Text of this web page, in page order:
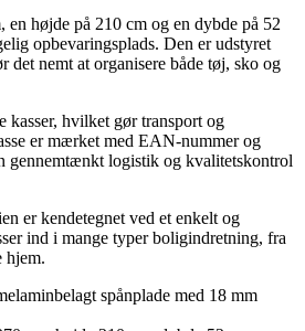
en højde på 210 cm og en dybde på 52
opbevaringsplads. Den er udstyret
det nemt at organisere både tøj, sko og
kasser, hvilket gør transport og
er mærket med EAN-nummer og
gennemtænkt logistik og kvalitetskontrol
er kendetegnet ved et enkelt og
ind i mange typer boligindretning, fra
hjem.
spånplade med 18 mm